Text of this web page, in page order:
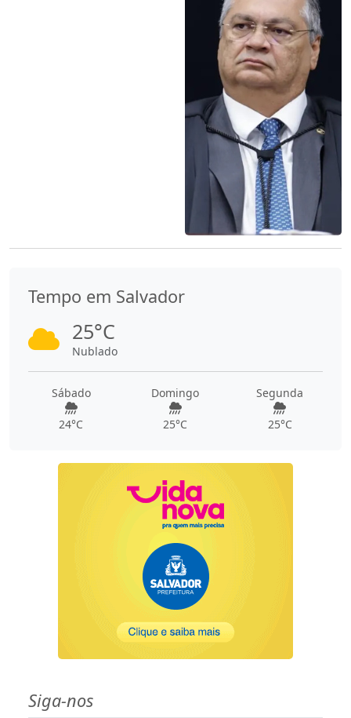
Tempo em Salvador
25°C
Nublado
Sábado
24°C
Domingo
25°C
Segunda
25°C
Siga-nos